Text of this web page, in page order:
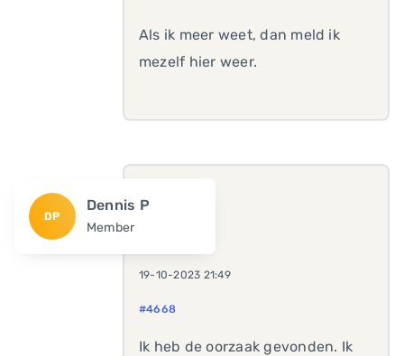
Als ik meer weet, dan meld ik
mezelf hier weer.
DP
Dennis P
Member
19-10-2023 21:49
#4668
Ik heb de oorzaak gevonden. Ik